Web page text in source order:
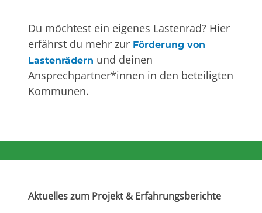
Du möchtest ein eigenes Lastenrad? Hier
erfährst du mehr zur Förderung von
Lastenrädern und deinen
Ansprechpartner*innen in den beteiligten
Kommunen.
Aktuelles zum Projekt & Erfahrungsberichte